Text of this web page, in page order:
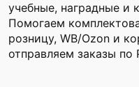
учебные, наградные и
Помогаем
розницу, WB/Ozon и
отправляем заказы